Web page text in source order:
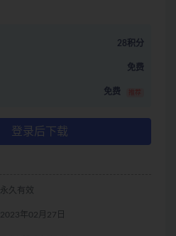
28积分
免费
免费 推荐
登录后下载
永久有效
2023年02月27日